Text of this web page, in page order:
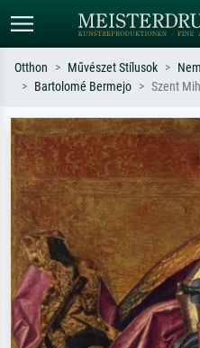
Keressen művész, műcím vagy stílus
szerint – pl. Monet, Csillagos éj,
impresszionizmus, Hokusai-hullám,
akt.
Otthon Művészet Stílusok
Bartolomé Bermejo
Szent